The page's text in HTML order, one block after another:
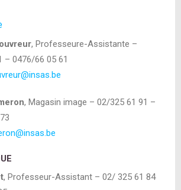
, Professeure-Assistante –
– 0476/66 05 61
, Magasin image – 02/325 61 91 –
, Professeur-Assistant – 02/ 325 61 84